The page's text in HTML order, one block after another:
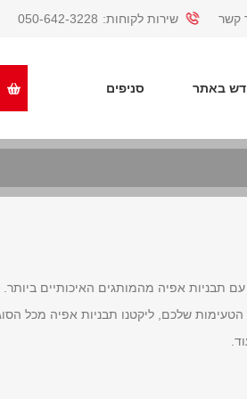
קשר שירות לקוחות: 050-642-3228
באתר סניפים
תבניות אפיה מהמותגים האיכותיים
שלכם, ליקטנו תבניות אפיה מכל